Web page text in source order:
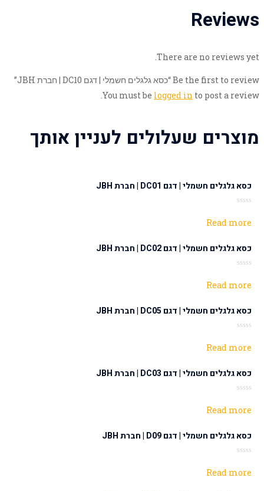
Reviews
There are no reviews yet.
Be the first to review “כסא גלגלים חשמלי | דגם DC10 | חברת JBH”
You must be logged in to post a review.
מוצרים שעלולים לעניין אותך
כסא גלגלים חשמלי | דגם DC01 | חברת JBH
out
Read more
כסא גלגלים חשמלי | דגם DC02 | חברת JBH
out
Read more
כסא גלגלים חשמלי | דגם DC05 | חברת JBH
out
Read more
כסא גלגלים חשמלי | דגם DC03 | חברת JBH
out
Read more
כסא גלגלים חשמלי | דגם D09 | חברת JBH
out
Read more